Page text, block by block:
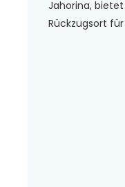
Jahorina,
Rückzugsort